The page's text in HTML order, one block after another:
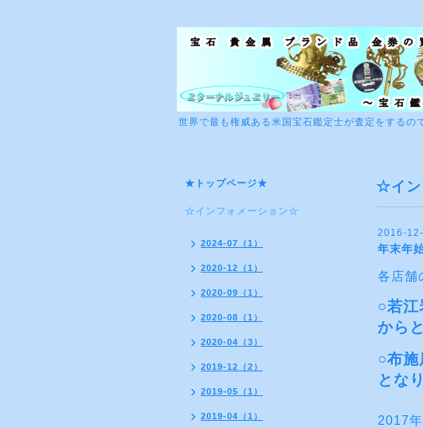
世界で最も権威ある米国宝石鑑定士が査定をするの
☆イン
2016-
年末年
各店舗
○若
から
○布
とな
2017
★トップページ★
☆インフォメーション☆
2024-07（1）
2020-12（1）
2020-09（1）
2020-08（1）
2020-04（3）
2019-12（2）
2019-05（1）
2019-04（1）